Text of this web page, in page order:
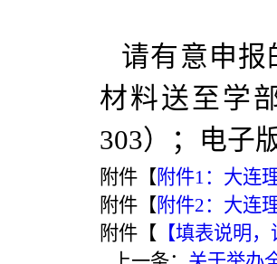
请有意申报
材料送至学
303）；电子
附件【 附件1：大连
附件【 附件2：大连
附件【 【填表说明